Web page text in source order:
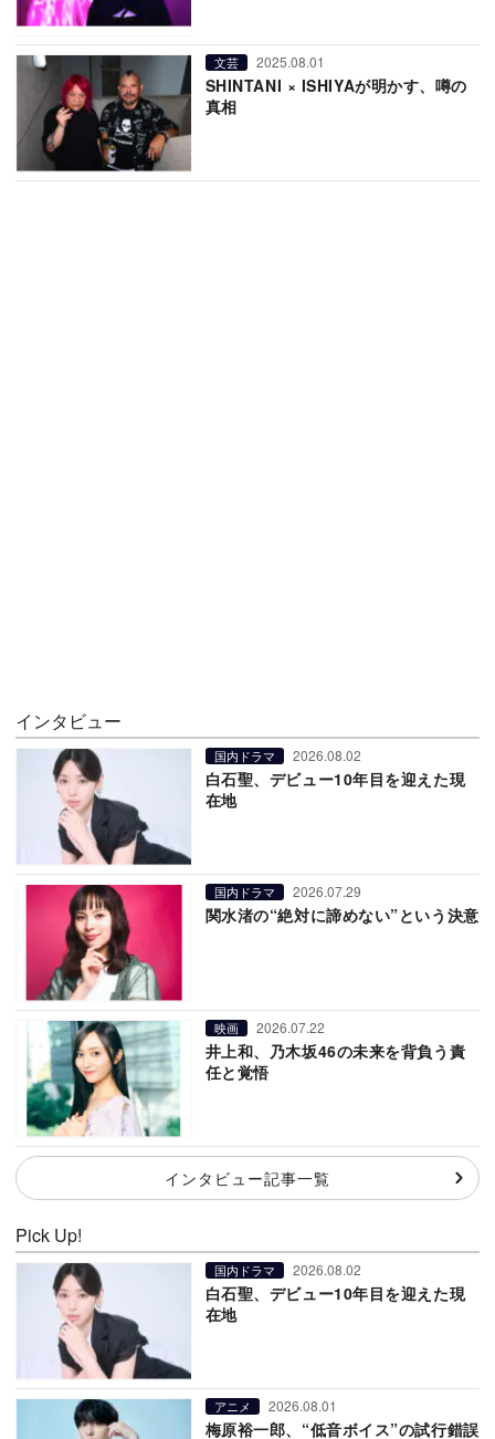
文芸 2025.08.01
SHINTANI × ISHIYAが明かす、噂の
真相
インタビュー
国内ドラマ 2026.08.02
白石聖、デビュー10年目を迎えた現
在地
国内ドラマ 2026.07.29
関水渚の“絶対に諦めない”という決意
映画 2026.07.22
井上和、乃木坂46の未来を背負う責
任と覚悟
インタビュー記事一覧
Pick Up!
国内ドラマ 2026.08.02
白石聖、デビュー10年目を迎えた現
在地
アニメ 2026.08.01
梅原裕一郎、“低音ボイス”の試行錯誤